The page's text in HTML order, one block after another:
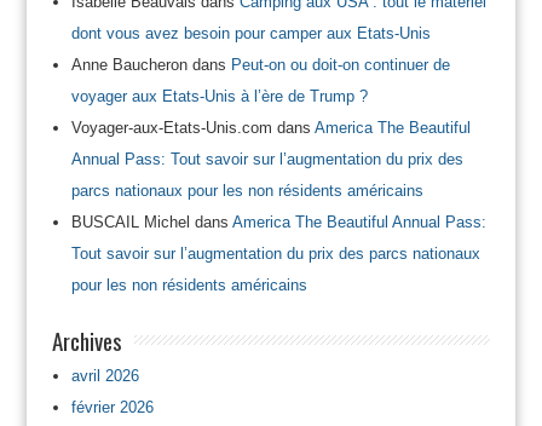
dont vous avez besoin pour camper aux Etats-Unis
Anne Baucherondans Peut-on ou doit-on continuer de
voyager aux Etats-Unis à l’ère de Trump ?
Voyager-aux-Etats-Unis.com dans America The Beautiful
Annual Pass: Tout savoir sur l’augmentation du prix des
parcs nationaux pour les non résidents américains
BUSCAIL Michel dans America The Beautiful Annual Pass:
Tout savoir sur l’augmentation du prix des parcs nationaux
pour les non résidents américains
Archives
avril 2026
février 2026